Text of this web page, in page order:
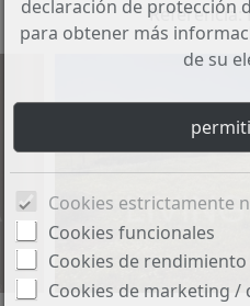
declaración de protección
para obtener más
de su
Cookies estrictamente
Cookies funcionales
Cookies de rendimiento
Cookies de marketing /